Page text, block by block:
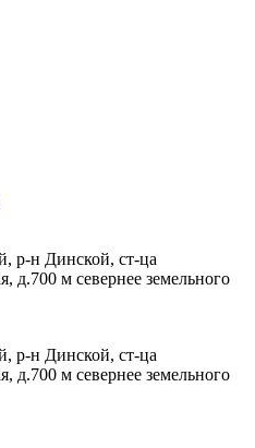
р-н Динской, ст-ца
д.700 м севернее земельного
р-н Динской, ст-ца
д.700 м севернее земельного